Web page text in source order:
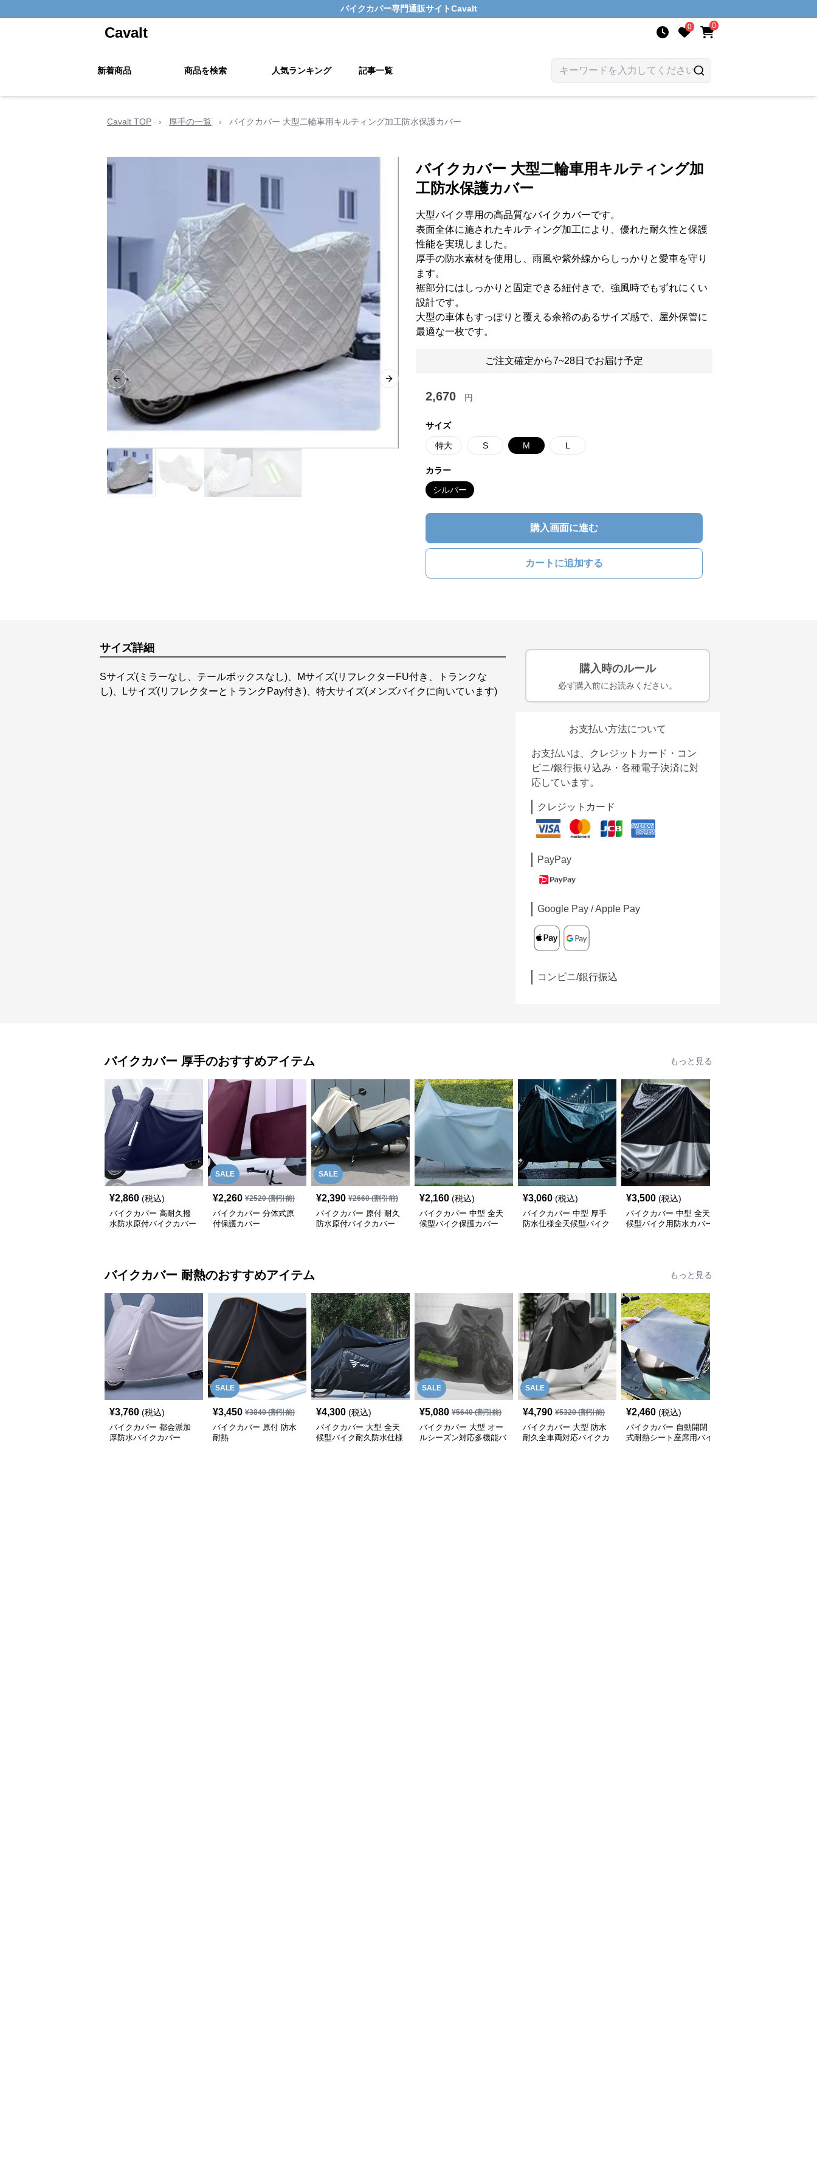
バイクカバー専門通販サイトCavalt
Cavalt 0 0
新着商品 商品を検索 人気ランキング 記事一覧
Cavalt TOP › 厚手の一覧 › バイクカバー 大型二輪車用キルティング加工防水保護カバー
Previous slide Next slide
バイクカバー 大型二輪車用キルティング加
工防水保護カバー
大型バイク専用の高品質なバイクカバーです。
表面全体に施されたキルティング加工により、優れた耐久性と保護
性能を実現しました。
厚手の防水素材を使用し、雨風や紫外線からしっかりと愛車を守り
ます。
裾部分にはしっかりと固定できる紐付きで、強風時でもずれにくい
設計です。
大型の車体もすっぽりと覆える余裕のあるサイズ感で、屋外保管に
最適な一枚です。
ご注文確定から7~28日でお届け予定
2,670 円
サイズ
特大 S M L
カラー
シルバー
購入画面に進む
カートに追加する
サイズ詳細
Sサイズ(ミラーなし、テールボックスなし)、Mサイズ(リフレクターFU付き、トランクな
し)、Lサイズ(リフレクターとトランクPay付き)、特大サイズ(メンズバイクに向いています)
購入時のルール
必ず購入前にお読みください。
お支払い方法について
お支払いは、クレジットカード・コン
ビニ/銀行振り込み・各種電子決済に対
応しています。
クレジットカード
PayPay
Google Pay / Apple Pay
コンビニ/銀行振込
バイクカバー 厚手のおすすめアイテム もっと見る
¥2,860 (税込)
バイクカバー 高耐久撥
水防水原付バイクカバー
SALE
¥2,260 ¥2520(割引前)
バイクカバー 分体式原
付保護カバー
SALE
¥2,390 ¥2660(割引前)
バイクカバー 原付 耐久
防水原付バイクカバー
¥2,160 (税込)
バイクカバー 中型 全天
候型バイク保護カバー
¥3,060 (税込)
バイクカバー 中型 厚手
防水仕様全天候型バイク
¥3,500 (税込)
バイクカバー 中型 全天
候型バイク用防水カバー
バイクカバー 耐熱のおすすめアイテム もっと見る
¥3,760 (税込)
バイクカバー 都会派加
厚防水バイクカバー
SALE
¥3,450 ¥3840(割引前)
バイクカバー 原付 防水
耐熱
¥4,300 (税込)
バイクカバー 大型 全天
候型バイク耐久防水仕様
SALE
¥5,080 ¥5640(割引前)
バイクカバー 大型 オー
ルシーズン対応多機能バ
SALE
¥4,790 ¥5320(割引前)
バイクカバー 大型 防水
耐久全車両対応バイクカ
¥2,460 (税込)
バイクカバー 自動開閉
式耐熱シート座席用バイ